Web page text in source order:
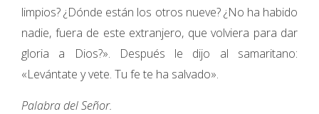
limpios? ¿Dónde están los otros nueve? ¿No ha habido
nadie, fuera de este extranjero, que volviera para dar
gloria a Dios?». Después le dijo al samaritano:
«Levántate y vete. Tu fe te ha salvado».
Palabra del Señor.